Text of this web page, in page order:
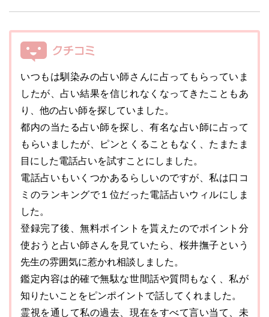
いつもは馴染みの占い師さんに占ってもらっていま
したが、占い結果を信じれなくなってきたこともあ
り、他の占い師を探していました。
都内の当たる占い師を探し、有名な占い師に占って
もらいましたが、ピンとくることもなく、たまたま
目にした電話占いを試すことにしました。
電話占いもいくつかあるらしいのですが、私は口コ
ミのランキングで１位だった電話占いウィルにしま
した。
登録完了後、無料ポイントを貰えたのでポイント分
使おうと占い師さんを見ていたら、桜井撫子という
先生の雰囲気に惹かれ相談しました。
鑑定内容は的確で無駄な世間話や質問もなく、私が
知りたいことをピンポイントで話してくれました。
霊視を通して私の過去、現在をすべて言い当て、未